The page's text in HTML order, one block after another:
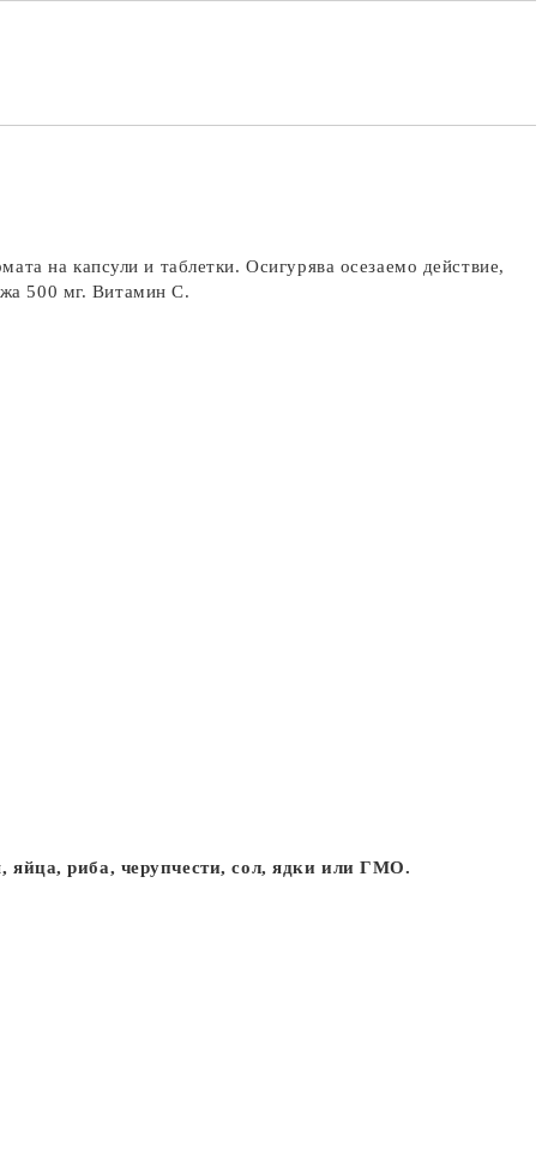
на капсули и таблетки. Осигурява осезаемо действие,
500 мг. Витамин C.
яйца, риба, черупчести, сол, ядки или ГМО.